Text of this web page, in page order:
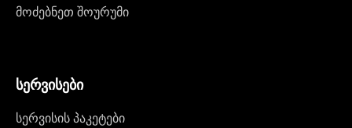
მოძებნეთ შოურუმი
სერვისები
სერვისის პაკეტები